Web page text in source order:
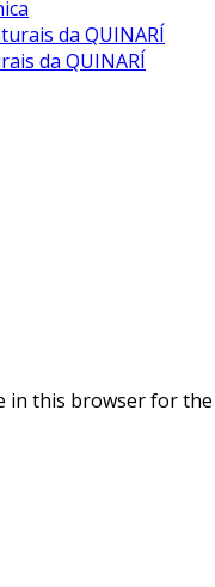
da QUINARÍ
in this browser for the